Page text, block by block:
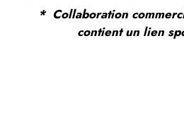
* Collaboration
contient un lien